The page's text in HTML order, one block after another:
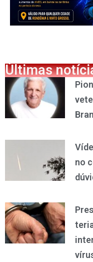
Últimas
no